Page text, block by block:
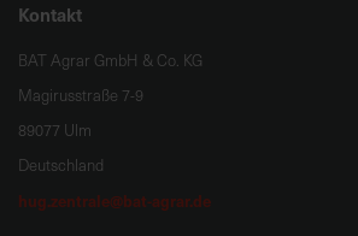
Kontakt
BAT Agrar GmbH & Co. KG
Magirusstraße 7-9
89077 Ulm
Deutschland
hug.zentrale@bat-agrar.de